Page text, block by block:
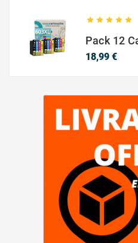
    
18,99 €Prix